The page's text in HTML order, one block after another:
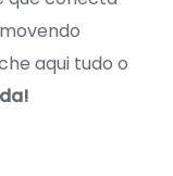
aqui tudo o